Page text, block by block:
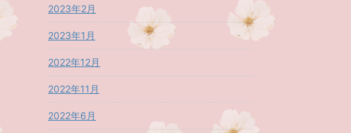
2023年2月
2023年1月
2022年12月
2022年11月
2022年6月